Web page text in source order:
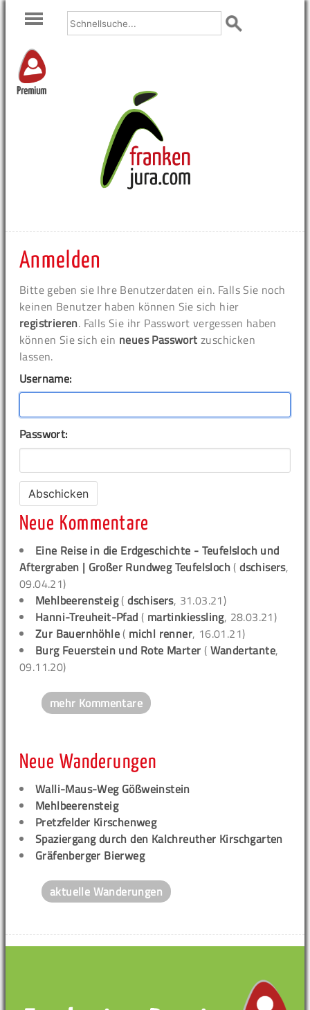
Premium
Anmelden
Bitte geben sie Ihre Benutzerdaten ein. Falls Sie noch
keinen Benutzer haben können Sie sich hier
registrieren. Falls Sie ihr Passwort vergessen haben
können Sie sich ein neues Passwort zuschicken
lassen.
Username:
Passwort:
Neue Kommentare
Eine Reise in die Erdgeschichte - Teufelsloch und
Aftergraben | Großer Rundweg Teufelsloch (dschisers,
09.04.21)
Mehlbeerensteig(dschisers, 31.03.21)
Hanni-Treuheit-Pfad ( martinkiessling, 28.03.21)
Zur Bauernhöhle ( michl renner, 16.01.21)
Burg Feuerstein und Rote Marter ( Wandertante,
09.11.20)
mehr Kommentare
Neue Wanderungen
Walli-Maus-Weg Gößweinstein
Mehlbeerensteig
Pretzfelder Kirschenweg
Spaziergang durch den Kalchreuther Kirschgarten
Gräfenberger Bierweg
aktuelle Wanderungen